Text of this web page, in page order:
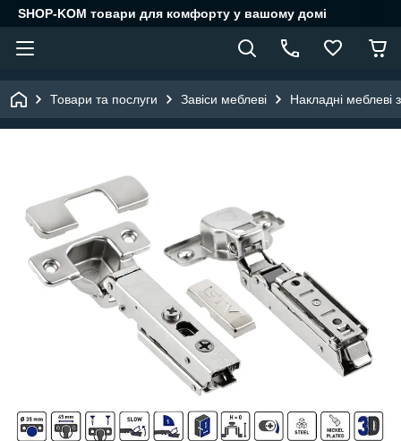
SHOP-KOM товари для комфорту у вашому домі
Товари та послуги Завіси меблеві Накладні меблеві